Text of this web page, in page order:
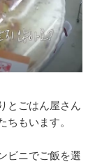
とごはん屋さん
ちもいます。
ビニでご飯を選